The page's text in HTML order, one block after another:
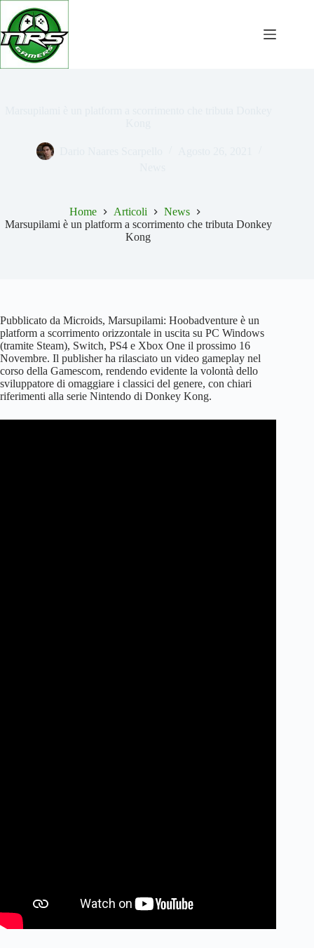
Salta
contenuto
Home Articoli
News
Marsupilami è un platform a scorrimento che tributa Donkey
Kong
Pubblicato da Microids, Marsupilami: Hoobadventure è un
platform a scorrimento orizzontale in uscita su PC Windows
(tramite Steam), Switch, PS4 e Xbox One il prossimo 16
Novembre. Il publisher ha rilasciato un video gameplay nel
corso della Gamescom, rendendo evidente la volontà dello
sviluppatore di omaggiare i classici del genere, con chiari
riferimenti alla serie Nintendo di Donkey Kong.